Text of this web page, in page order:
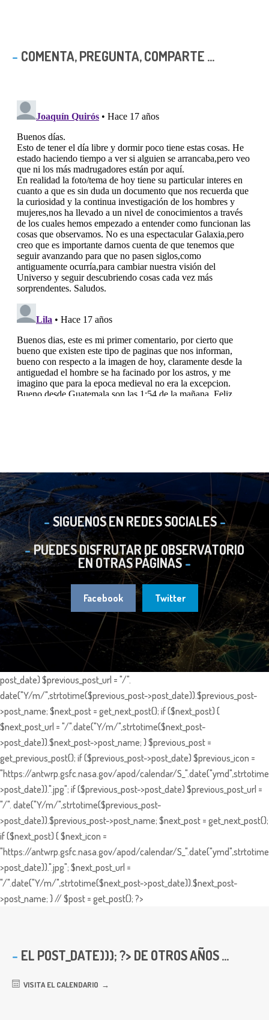
COMENTA, PREGUNTA, COMPARTE ...
SIGUENOS EN REDES SOCIALES
PUEDES DISFRUTAR DE OBSERVATORIO
EN OTRAS PÁGINAS
Facebook Twitter
post_date) $previous_post_url = "/".
date("Y/m/",strtotime($previous_post->post_date)).$previous_post-
>post_name; $next_post = get_next_post(); if ($next_post) {
$next_post_url = "/".date("Y/m/",strtotime($next_post-
>post_date)).$next_post->post_name; } $previous_post =
get_previous_post(); if ($previous_post->post_date) $previous_icon =
"https://antwrp.gsfc.nasa.gov/apod/calendar/
>post_date)).".jpg"; if ($previous_post->post_date) $previous_post_url =
"/". date("Y/m/",strtotime($previous_post-
>post_date)).$previous_post->post_name; $next_post = get_next_post();
if ($next_post) { $next_icon =
"https://antwrp.gsfc.nasa.gov/apod/calendar/
>post_date)).".jpg"; $next_post_url =
"/".date("Y/m/",strtotime($next_post->post_date)).$next_post-
>post_name; } // $post = get_post(); ?>
EL POST_DATE))); ?> DE OTROS AÑOS ...
VISITA EL CALENDARIO